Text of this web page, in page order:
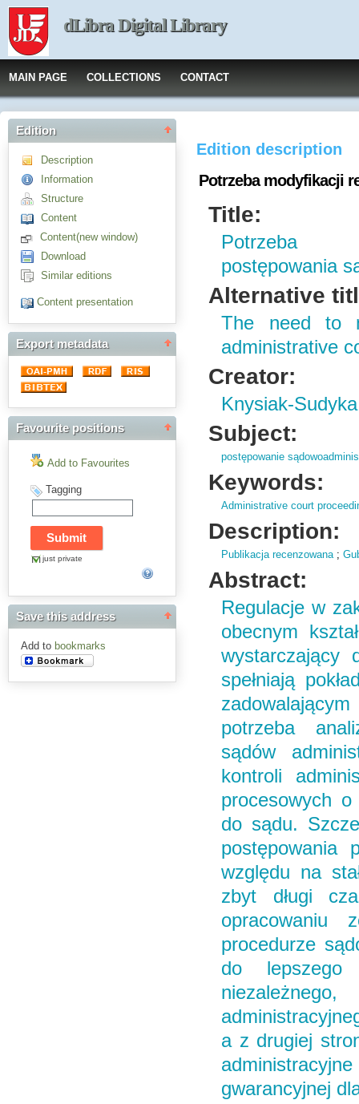
dLibra Digital Library
MAIN PAGE COLLECTIONS CONTACT
Edition
Description
Information
Structure
Content
Content(new window)
Download
Similar editions
Content presentation
Export metadata
Favourite positions
Add to Favourites
Tagging
just private
Save this address
Add to bookmarks
Edition description
Potrzeba modyfikacji
Title:
Potrzeba
postępowania
Alternative
The need to
administrative
Creator:
Knysiak-
Subject:
postępowanie
Keywords:
Administrative court
Description:
Publikacja recenzowana;
Abstract:
Regulacje w
obecnym
wystarczający
spełniają
potrzeba
sądów
kontroli
procesowych o
do sądu.
postępowania
względu na
zbyt długi
opracowaniu
procedurze
do lepszego
a z drugiej
gwarancyjnej